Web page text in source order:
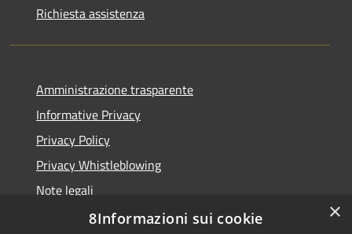
Richiesta assistenza
Amministrazione trasparente
Informative Privacy
Privacy Policy
Privacy Whistleblowing
Note legali
Dichiarazione di accessibilità
×
8Informazioni sui cookie